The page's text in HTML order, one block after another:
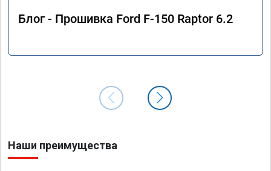
Блог - Прошивка Ford F-150 Raptor 6.2
Наши преимущества